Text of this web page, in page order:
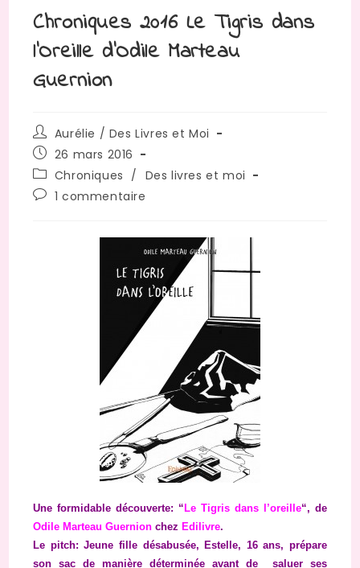
Chroniques 2016 Le Tigris dans
l’Oreille d’Odile Marteau
Guernion
Auteur/autrice
de
la
publication :
Aurélie / Des Livres et Moi
Publication
publiée :
26 mars 2016
Post
category:
Chroniques / Des livres et moi
Commentaires
publication :
1 commentaire
Une formidable découverte: “ Le Tigris dans l’oreille“, de
Odile Marteau Guernion chez Edilivre.
Le pitch: Jeune fille désabusée, Estelle, 16 ans, prépare
son sac de manière déterminée avant de saluer ses